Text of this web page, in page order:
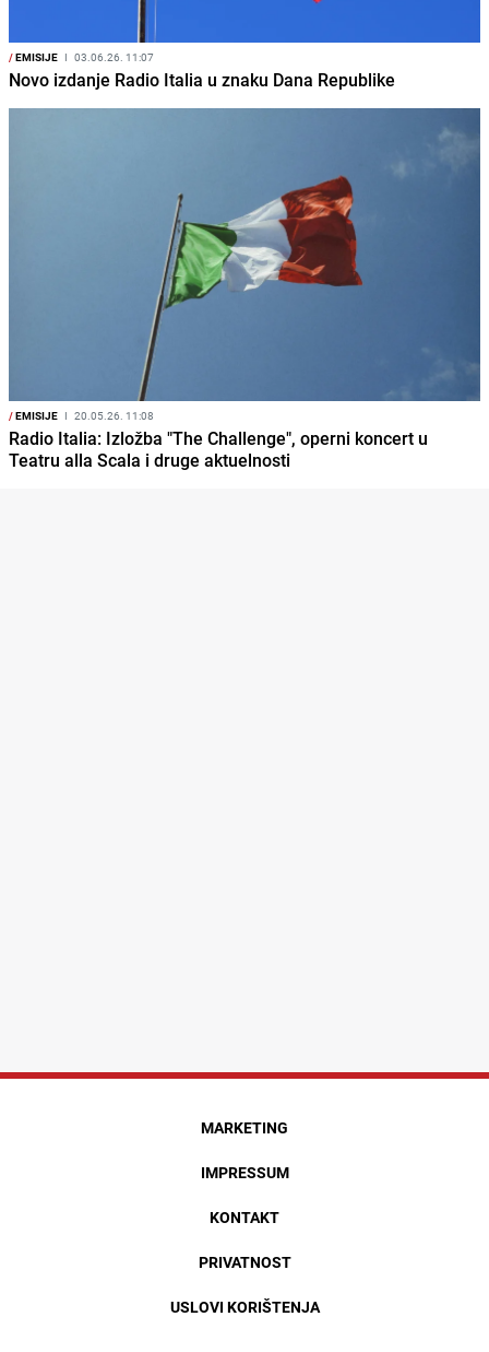
/EMISIJE I 03.06.26. 11:07
Novo izdanje Radio Italia u znaku Dana Republike
/EMISIJE I 20.05.26. 11:08
Radio Italia: Izložba "The Challenge", operni koncert u
Teatru alla Scala i druge aktuelnosti
MARKETING
IMPRESSUM
KONTAKT
PRIVATNOST
USLOVI KORIŠTENJA